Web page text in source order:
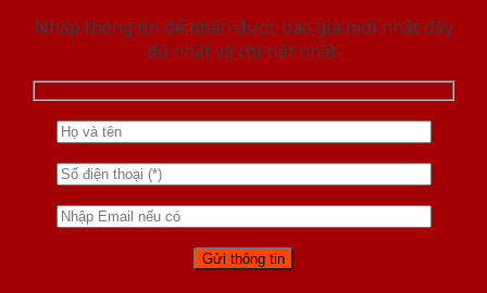
Nhập thông tin để nhận được báo giá mới nhât đầy
đủ nhất và chi tiết nhất.